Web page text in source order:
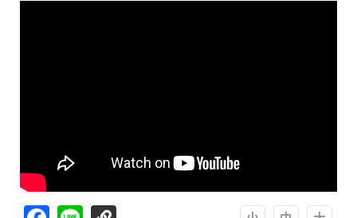
Facebook
Line